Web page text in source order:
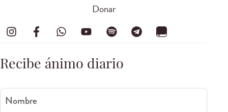
Donar
Recibe ánimo diario
Nombre